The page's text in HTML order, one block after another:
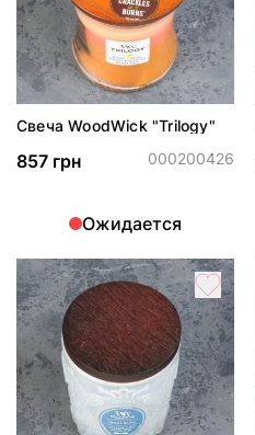
Свеча WoodWick "Trilogy"
857 грн 000200426
Ожидается